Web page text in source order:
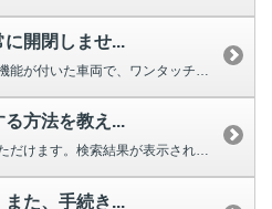
開閉しませ...
方法を教え...
グレード情報検索からご確認いただけます。検索結果が表示されない場合は、お手...
た、手続き...